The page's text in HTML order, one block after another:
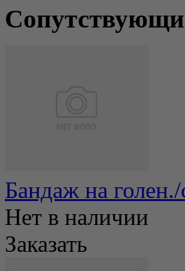
Бандаж на
Нет в наличии
Заказать